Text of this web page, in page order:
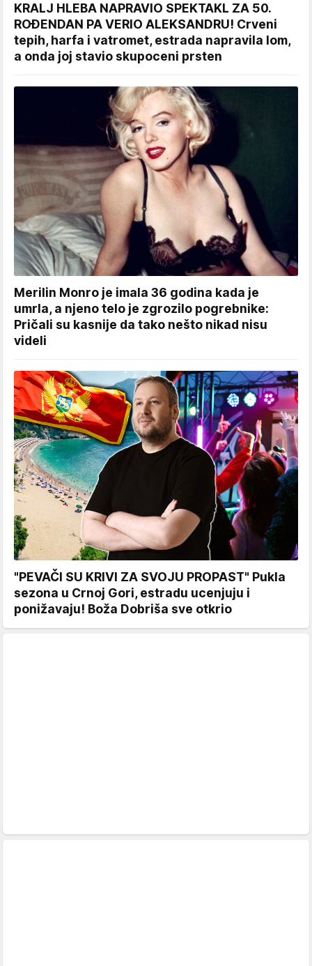
KRALJ HLEBA NAPRAVIO SPEKTAKL ZA 50.
ROĐENDAN PA VERIO ALEKSANDRU! Crveni
tepih, harfa i vatromet, estrada napravila lom,
a onda joj stavio skupoceni prsten
Merilin Monro je imala 36 godina kada je
umrla, a njeno telo je zgrozilo pogrebnike:
Pričali su kasnije da tako nešto nikad nisu
videli
"PEVAČI SU KRIVI ZA SVOJU PROPAST" Pukla
sezona u Crnoj Gori, estradu ucenjuju i
ponižavaju! Boža Dobriša sve otkrio